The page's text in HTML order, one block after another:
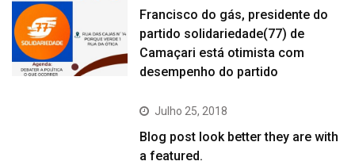
Francisco do gás, presidente do
partido solidariedade(77) de
Camaçari está otimista com
desempenho do partido
Julho 25, 2018
Blog post look better they are with
a featured.